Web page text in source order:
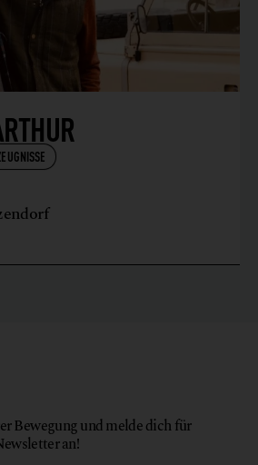
Bewegung und melde dich für
an!